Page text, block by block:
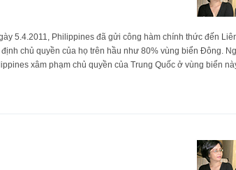
5.4.2011, Philippines đã gửi công hàm chính thức đến
chủ quyền của họ trên hầu như 80% vùng biển Đông.
xâm phạm chủ quyền của Trung Quốc ở vùng biển